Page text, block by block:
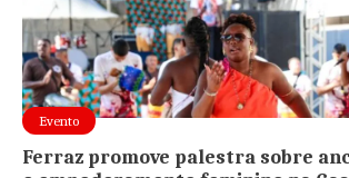
Evento
Ferraz promove palestra sobre